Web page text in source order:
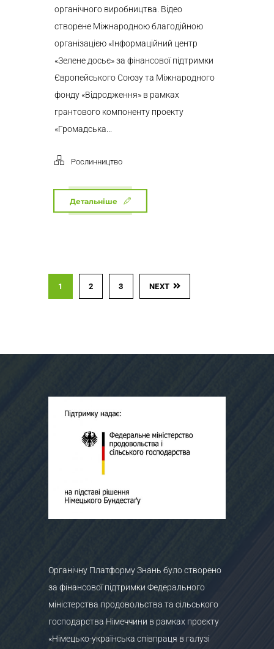
органічного виробництва. Відео
створене Міжнародною благодійною
організацією «Інформаційний центр
«Зелене досьє» за фінансової підтримки
Європейського Союзу та Міжнародного
фонду «Відродження» в рамках
грантового компоненту проекту
«Громадська...
Рослинництво
Детальніше
1 2 3 NEXT
Органічну Платформу Знань було створено
за фінансової підтримки Федерального
міністерства продовольства та сільського
господарства Німеччини в рамках проєкту
«Німецько-українська співпраця в галузі